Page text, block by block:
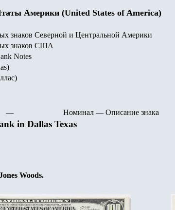
Америки (United States of America)
знаков Северной и Центральной Америки
знаков США
Notes
— Номинал — Описание знака
in Dallas Texas
Woods.